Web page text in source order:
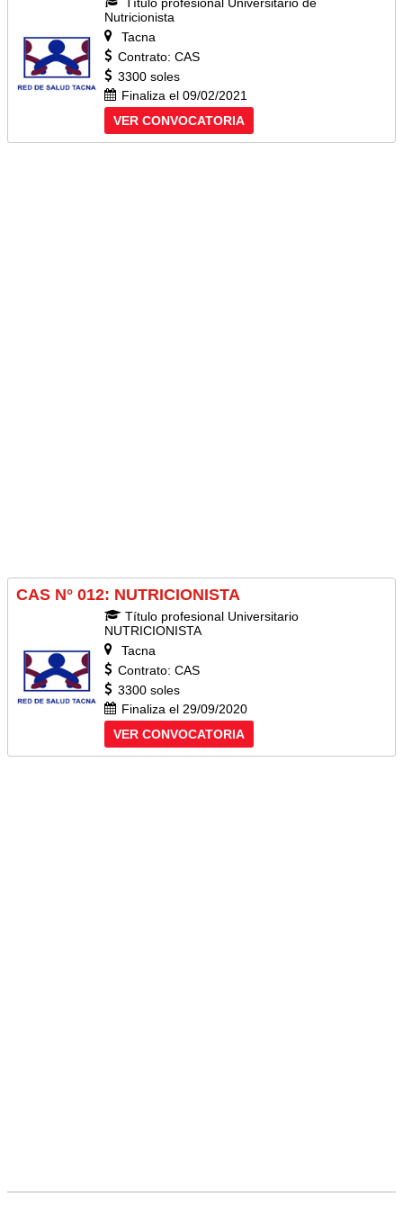
Nutricionista
Tacna
Contrato: CAS
3300 soles
Finaliza el 09/02/2021
VER CONVOCATORIA
CAS N° 012: NUTRICIONISTA
Título profesional Universitario
NUTRICIONISTA
Tacna
Contrato: CAS
3300 soles
Finaliza el 29/09/2020
VER CONVOCATORIA